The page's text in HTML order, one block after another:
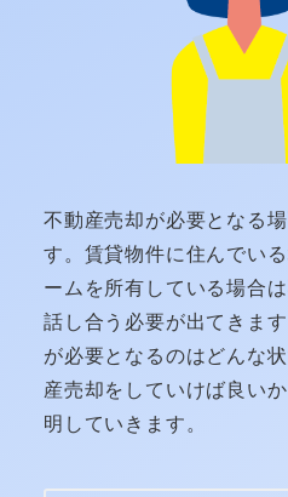
不動産売却が必要となる
す。賃貸物件に住んでい
ームを所有している場合
話し合う必要が出てきま
が必要となるのはどんな
産売却をしていけば良い
明していきます。